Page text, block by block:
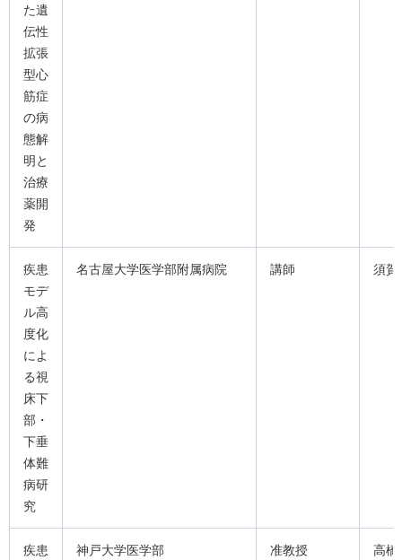
た遺
伝性
拡張
型心
筋症
の病
態解
明と
治療
薬開
発
疾患
モデ
ル高
度化
によ
る視
床下
部・
下垂
体難
病研
究
名古屋大学医学部附属病院 講師 須
疾患 神戸大学医学部 准教授 高